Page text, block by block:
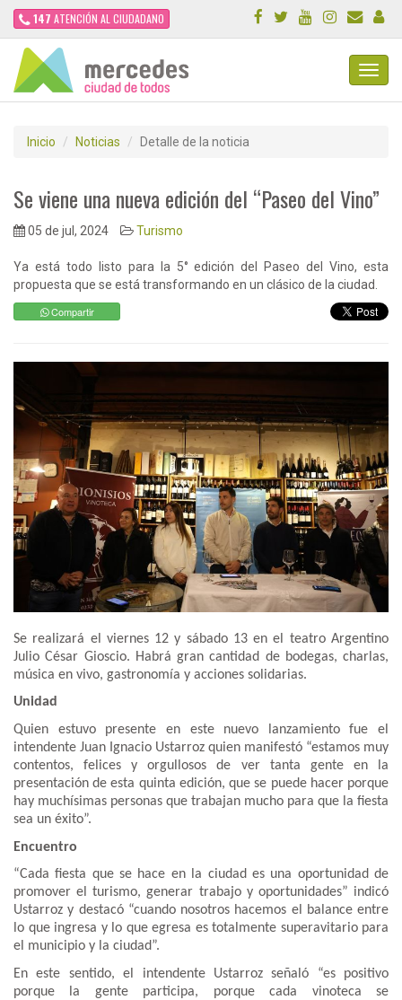
147 ATENCIÓN AL CIUDADANO
Inicio Noticias Detalle de la noticia
Se viene una nueva edición del “Paseo del Vino”
05 de jul, 2024 Turismo
Ya está todo listo para la 5° edición del Paseo del Vino, esta
propuesta que se está transformando en un clásico de la ciudad.
Compartir
Se realizará el viernes 12 y sábado 13 en el teatro Argentino
Julio César Gioscio. Habrá gran cantidad de bodegas, charlas,
música en vivo, gastronomía y acciones solidarias.
Unidad
Quien estuvo presente en este nuevo lanzamiento fue el
intendente Juan Ignacio Ustarroz quien manifestó “estamos muy
contentos, felices y orgullosos de ver tanta gente en la
presentación de esta quinta edición, que se puede hacer porque
hay muchísimas personas que trabajan mucho para que la fiesta
sea un éxito”.
Encuentro
“Cada fiesta que se hace en la ciudad es una oportunidad de
promover el turismo, generar trabajo y oportunidades” indicó
Ustarroz y destacó “cuando nosotros hacemos el balance entre
lo que ingresa y lo que egresa es totalmente superavitario para
el municipio y la ciudad”.
En este sentido, el intendente Ustarroz señaló “es positivo
porque la gente participa, porque cada vinoteca se